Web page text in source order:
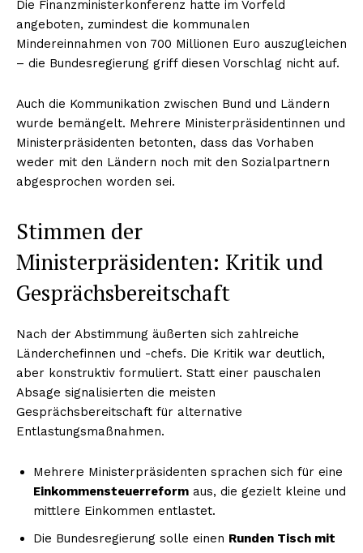
Die Finanzministerkonferenz hatte im Vorfeld
angeboten, zumindest die kommunalen
Mindereinnahmen von 700 Millionen Euro auszugleichen
– die Bundesregierung griff diesen Vorschlag nicht auf.
Auch die Kommunikation zwischen Bund und Ländern
wurde bemängelt. Mehrere Ministerpräsidentinnen und
Ministerpräsidenten betonten, dass das Vorhaben
weder mit den Ländern noch mit den Sozialpartnern
abgesprochen worden sei.
Stimmen der
Ministerpräsidenten: Kritik und
Gesprächsbereitschaft
Nach der Abstimmung äußerten sich zahlreiche
Länderchefinnen und -chefs. Die Kritik war deutlich,
aber konstruktiv formuliert. Statt einer pauschalen
Absage signalisierten die meisten
Gesprächsbereitschaft für alternative
Entlastungsmaßnahmen.
Mehrere Ministerpräsidenten sprachen sich für eine
Einkommensteuerreform aus, die gezielt kleine und
mittlere Einkommen entlastet.
Die Bundesregierung solle einen Runden Tisch mit